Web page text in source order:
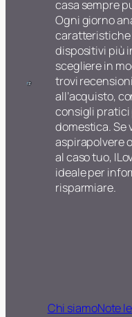
casa sempre
Ogni giorno
caratteristiche
dispositivi più
scegliere in
trovi
all’acquisto,
consigli
domestica. Se
aspirapolvere
al caso tuo,
ideale per
risparmiare.
Chi siamoNote